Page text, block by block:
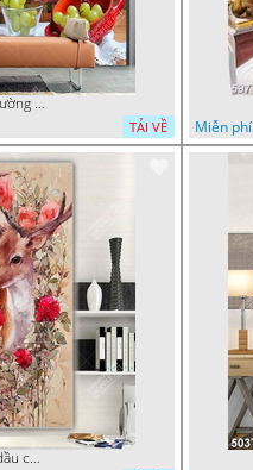
Tranh gắn tường hoa quả nghệ thuật
TẢI VỀ
Miễn phí
Tranh sơn dầu chú nai trong vườn hoa decor tường in uv